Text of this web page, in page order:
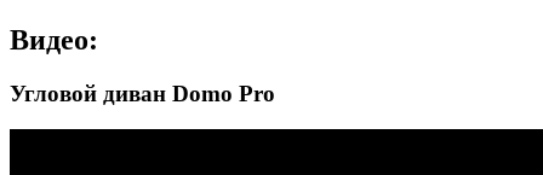
Видео:
Угловой диван Domo Pro